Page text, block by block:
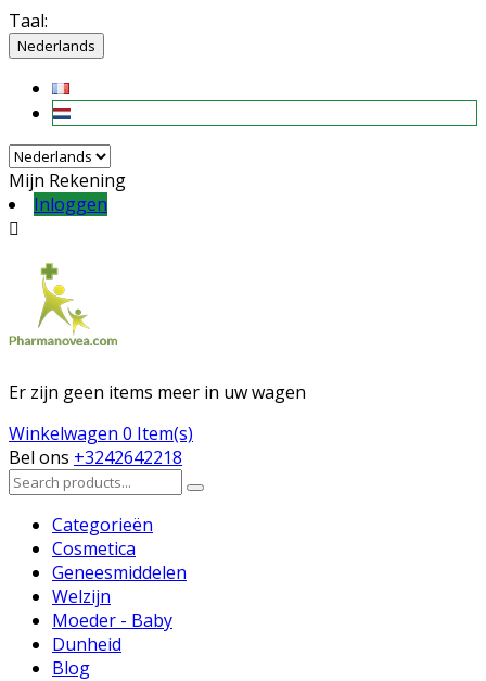
Taal:
Nederlands
Mijn Rekening
Inloggen

Er zijn geen items meer in uw wagen
Winkelwagen 0 Item(s)
Bel ons +3242642218
Categorieën
Cosmetica
Geneesmiddelen
Welzijn
Moeder - Baby
Dunheid
Blog